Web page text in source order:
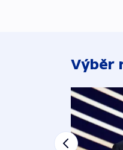
Výběr